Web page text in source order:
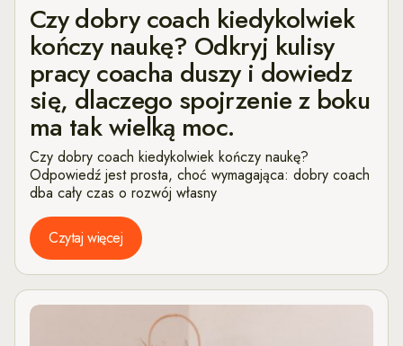
Czy dobry coach kiedykolwiek
kończy naukę? Odkryj kulisy
pracy coacha duszy i dowiedz
się, dlaczego spojrzenie z boku
ma tak wielką moc.
Czy dobry coach kiedykolwiek kończy naukę?
Odpowiedź jest prosta, choć wymagająca: dobry coach
dba cały czas o rozwój własny
Czytaj więcej